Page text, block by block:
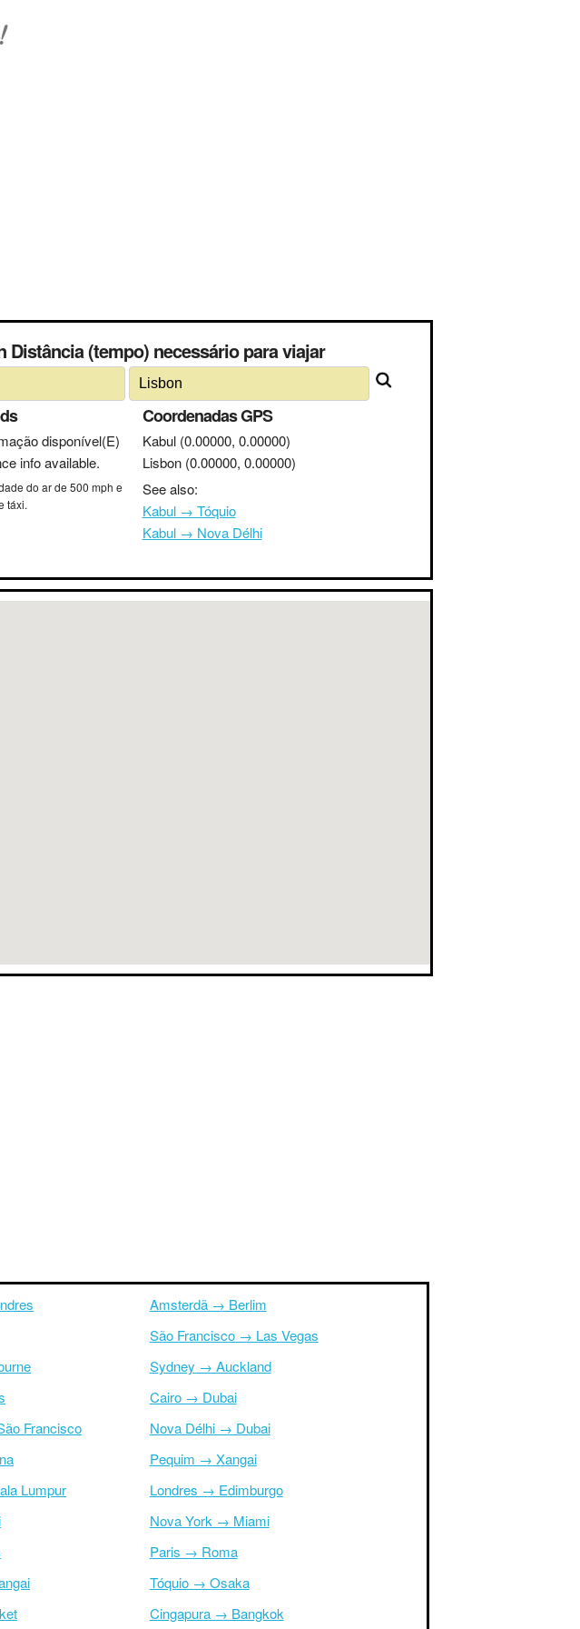
(tempo) necessário para viajar
disponível(E)
info available.
do ar de 500 mph e
táxi.
Coordenadas GPS
Kabul (0.00000, 0.00000)
Lisbon (0.00000, 0.00000)
See also:
Kabul → Tóquio
Kabul → Nova Délhi
Francisco
Lumpur
Amsterdã → Berlim
São Francisco → Las Vegas
Sydney → Auckland
Cairo → Dubai
Nova Délhi → Dubai
Pequim → Xangai
Londres → Edimburgo
Nova York → Miami
Paris → Roma
Tóquio → Osaka
Cingapura → Bangkok